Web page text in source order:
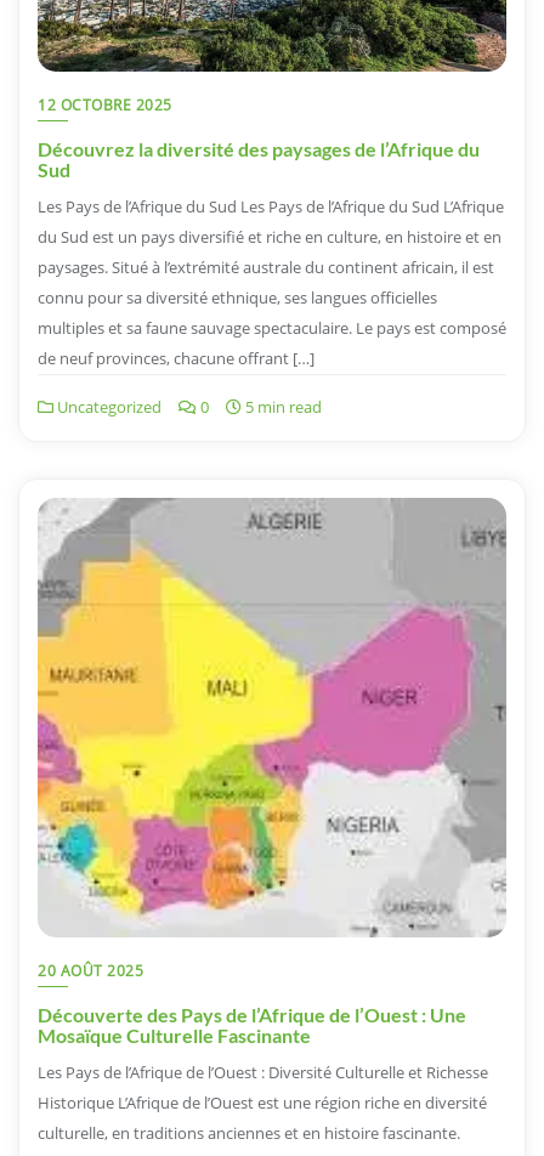
12 OCTOBRE 2025
Découvrez la diversité des paysages de l’Afrique du
Sud
Les Pays de l’Afrique du Sud Les Pays de l’Afrique du Sud L’Afrique
du Sud est un pays diversifié et riche en culture, en histoire et en
paysages. Situé à l’extrémité australe du continent africain, il est
connu pour sa diversité ethnique, ses langues officielles
multiples et sa faune sauvage spectaculaire. Le pays est composé
de neuf provinces, chacune offrant […]
Uncategorized 0 5 min read
20 AOÛT 2025
Découverte des Pays de l’Afrique de l’Ouest : Une
Mosaïque Culturelle Fascinante
Les Pays de l’Afrique de l’Ouest : Diversité Culturelle et Richesse
Historique L’Afrique de l’Ouest est une région riche en diversité
culturelle, en traditions anciennes et en histoire fascinante.